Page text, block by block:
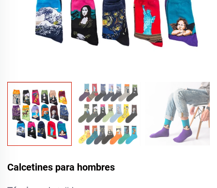
Calcetines para hombres